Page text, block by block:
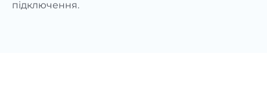
підключення.